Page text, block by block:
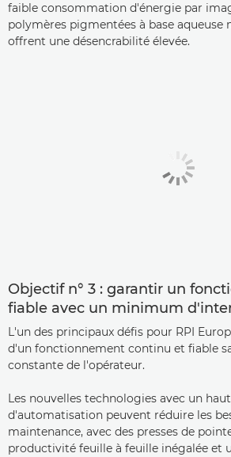
faible consommation d'énergie par
polymères pigmentées à base aqueuse
offrent une désencrabilité élevée.
Objectif n° 3 : garantir un
fiable avec un minimum
L'un des principaux défis pour RPI
d'un fonctionnement continu et fiable
constante de l'opérateur.
Les nouvelles technologies avec un
d'automatisation peuvent réduire les
maintenance, avec des presses de
productivité feuille à feuille inégalée et